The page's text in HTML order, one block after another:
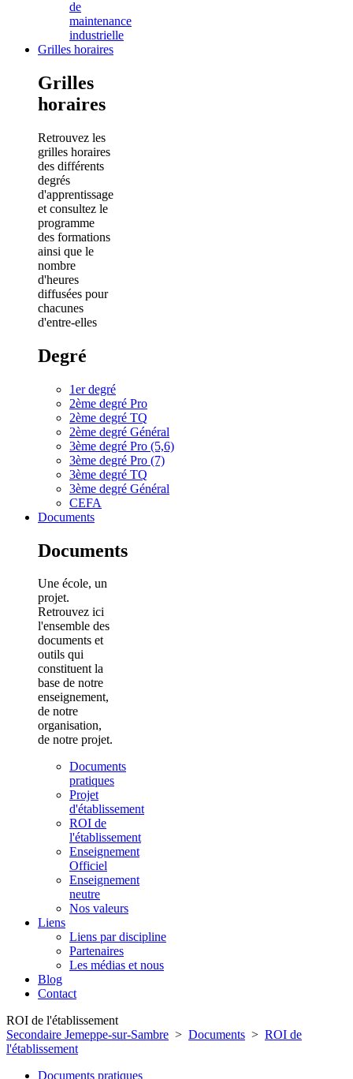
de
maintenance
industrielle
Grilles horaires
Grilles
horaires
Retrouvez les
grilles horaires
des différents
degrés
d'apprentissage
et consultez le
programme
des formations
ainsi que le
nombre
d'heures
diffusées pour
chacunes
d'entre-elles
Degré
1er degré
2ème degré Pro
2ème degré TQ
2ème degré Général
3ème degré Pro (5,6)
3ème degré Pro (7)
3ème degré TQ
3ème degré Général
CEFA
Documents
Documents
Une école, un
projet.
Retrouvez ici
l'ensemble des
documents et
outils qui
constituent la
base de notre
enseignement,
de notre
organisation,
de notre projet.
Documents
pratiques
Projet
d'établissement
ROI de
l'établissement
Enseignement
Officiel
Enseignement
neutre
Nos valeurs
Liens
Liens par discipline
Partenaires
Les médias et nous
Blog
Contact
ROI de l'établissement
Secondaire Jemeppe-sur-Sambre > Documents > ROI de
l'établissement
Documents pratiques